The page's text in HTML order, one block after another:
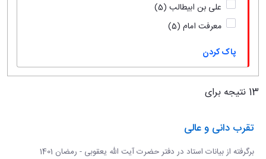
علی بن ابیطالب (5)
معرفت امام (5)
پاک کردن
13 نتیجه برای
تقرب دانی و عالی
برگرفته از بیانات استاد در دفتر حضرت آیت الله یعقوبی - رمضان 1401